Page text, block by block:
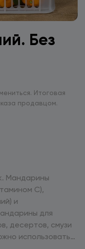
Без
Итоговая
продавцом.
Мандарины
С),
и
десертов, смузи
использовать